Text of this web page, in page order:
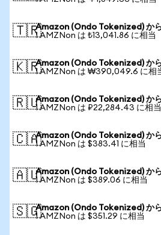
🇹🇷Amazon (Ondo Tokenized) か
1 AMZNon は ₺13,041.86 に相当
🇰🇷Amazon (Ondo Tokenized) か
1 AMZNon は ₩390,049.6 に相
🇷🇺Amazon (Ondo Tokenized) か
1 AMZNon は ₽22,284.43 に相当
🇨🇦Amazon (Ondo Tokenized) か
1 AMZNon は $383.41 に相当
🇦🇺Amazon (Ondo Tokenized) か
1 AMZNon は $389.06 に相当
🇸🇬Amazon (Ondo Tokenized) か
1 AMZNon は $351.29 に相当